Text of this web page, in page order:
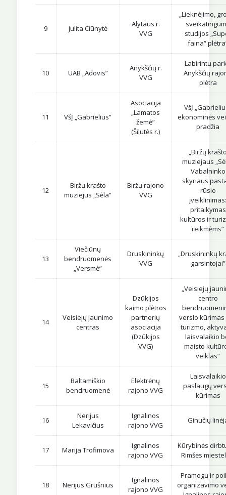
9 Julita Ciūnytė
Alytaus r.
VVG
„Lieknėjimo,
studijos
faina“
10 UAB „Adovis”
Anykščių r.
VVG
Labirintų
Anykščių
plėtra
11 VšĮ „Gabrielius”
Asociacija
„Lamatos
žemė”
(Šilutės r.)
VšĮ
ekonominės
pradžia
12
Biržų krašto
muziejus „Sėla”
Biržų rajono
VVG
„Biržų
muziejaus
Vabalninko
skyriaus
rūsio
pritaikymas
kultūros ir
reikmėms“
13
Viečiūnų
bendruomenės
„Versmė”
Druskininkų
VVG
„Druskininkų
garsintojai”
14
Veisiejų jaunimo
centras
Dzūkijos
kaimo plėtros
partnerių
asociacija
(Dzūkijos
VVG)
„Veisiejų
centro
verslo
turizmo,
laisvalaikio
maisto
veiklas“
15
Baltamiškio
bendruomenė
Elektrėnų
rajono VVG
Laisvalaikio
paslaugų
kūrimas
16
Nerijus
Lekavičius
Ignalinos
rajono VVG
Ginučių
17 Marija Trofimova
Ignalinos
rajono VVG
Kūrybinės
Rimšės
18 Nerijus Grušnius
Ignalinos
rajono VVG
Pramogų ir
organizavimo